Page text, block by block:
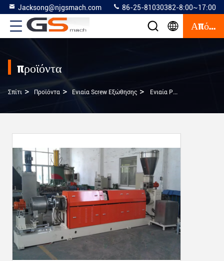
Jacksong@njgsmach.com 86-25-81030382-8:00~17:00
Απόσπασμα
προϊόντα
Σπίτι > Προϊόντα > Ενιαία Screw Εξώθησης > Ενιαία Pelletizing Βιδών Πλαστική Έγκριση CE Κοκκιοποίησης Μηχανών Ανακύκλωσης Υλική